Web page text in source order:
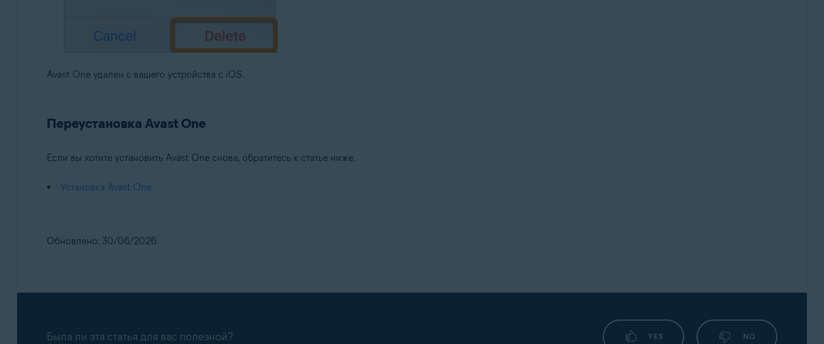
Avast One удален с вашего устройства с iOS.
Переустановка Avast One
Если вы хотите установить Avast One снова, обратитесь к статье ниже.
Установка Avast One
Обновлено: 30/06/2026
Была ли эта статья для вас полезной? YES NO